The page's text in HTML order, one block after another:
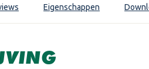
Eigenschappen